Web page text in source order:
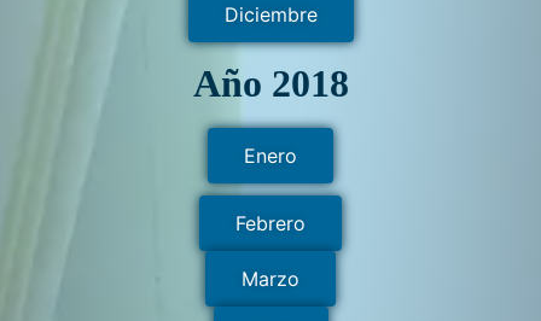
Diciembre
Año 2018
Enero
Febrero
Marzo